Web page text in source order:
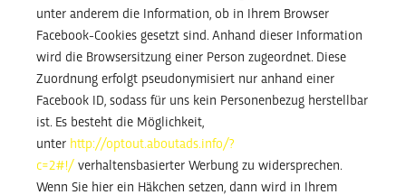
unter anderem die Information, ob in Ihrem Browser
Facebook-Cookies gesetzt sind. Anhand dieser Information
wird die Browsersitzung einer Person zugeordnet. Diese
Zuordnung erfolgt pseudonymisiert nur anhand einer
Facebook ID, sodass für uns kein Personenbezug herstellbar
ist. Es besteht die Möglichkeit,
unter http://optout.aboutads.info/?
c=2#!/ verhaltensbasierter Werbung zu widersprechen.
Wenn Sie hier ein Häkchen setzen, dann wird in Ihrem